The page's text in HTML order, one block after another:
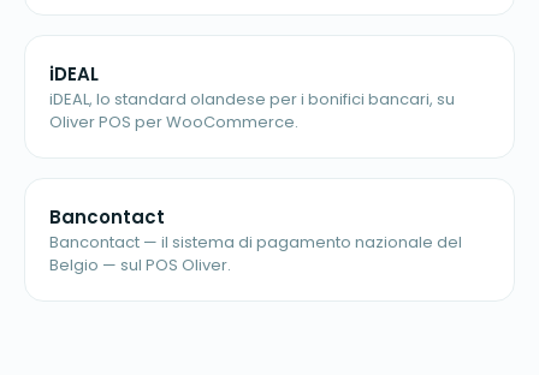
iDEAL
iDEAL, lo standard olandese per i bonifici bancari, su
Oliver POS per WooCommerce.
Bancontact
Bancontact — il sistema di pagamento nazionale del
Belgio — sul POS Oliver.